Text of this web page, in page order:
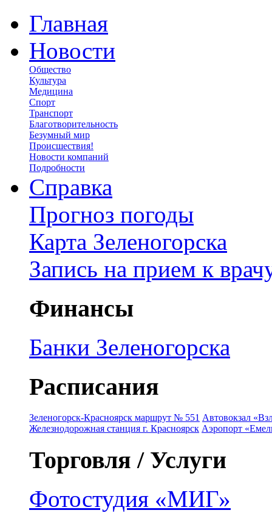
Главная
Новости
Общество
Культура
Медицина
Спорт
Транспорт
Благотворительность
Безумный мир
Происшествия!
Новости компаний
Подробности
Справка
Прогноз погоды
Карта Зеленогорска
Запись на прием к
Финансы
Банки Зеленогорска
Расписания
Зеленогорск-Красноярск маршрут № 551 Автовокзал
Железнодорожная станция г. Красноярск Аэропорт
Торговля / Услуги
Фотостудия «МИГ»